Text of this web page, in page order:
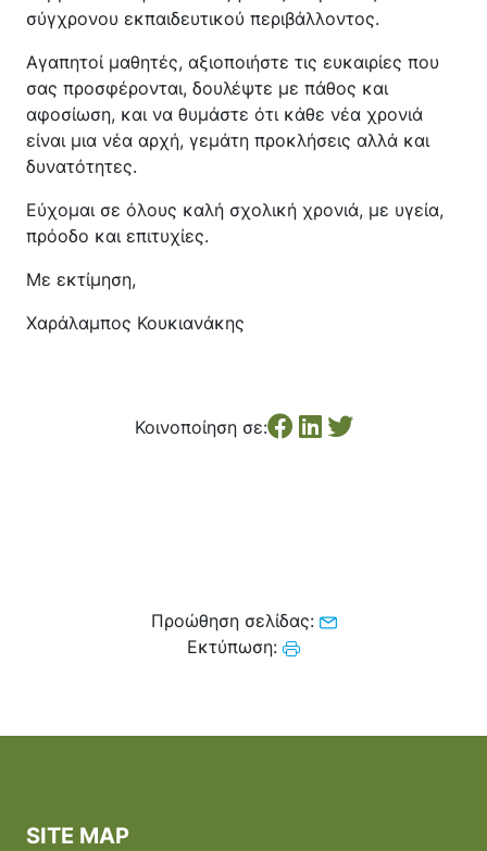
σύγχρονου εκπαιδευτικού περιβάλλοντος.
Αγαπητοί μαθητές, αξιοποιήστε τις ευκαιρίες που
σας προσφέρονται, δουλέψτε με πάθος και
αφοσίωση, και να θυμάστε ότι κάθε νέα χρονιά
είναι μια νέα αρχή, γεμάτη προκλήσεις αλλά και
δυνατότητες.
Εύχομαι σε όλους καλή σχολική χρονιά, με υγεία,
πρόοδο και επιτυχίες.
Με εκτίμηση,
Χαράλαμπος Κουκιανάκης
Κοινοποίηση σε:
Προώθηση σελίδας:
Εκτύπωση:
SITE MAP